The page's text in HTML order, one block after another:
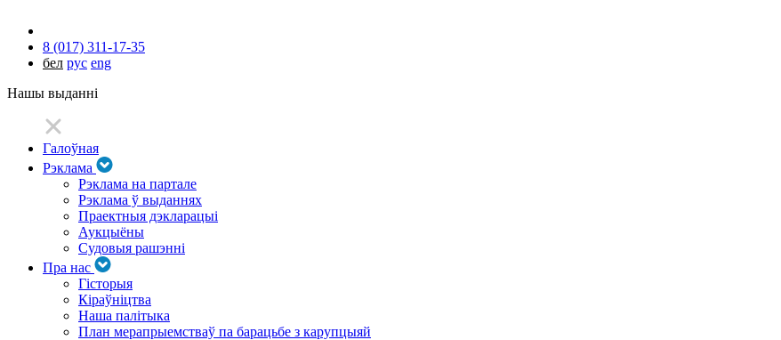
8 (017) 311-17-35
бел рус eng
Нашы выданні
Галоўная
Рэклама
Рэклама на партале
Рэклама ў выданнях
Праектныя дэкларацыі
Аукцыёны
Судовыя рашэнні
Пра нас
Гісторыя
Кіраўніцтва
Наша палітыка
План мерапрыемстваў па барацьбе з карупцыяй